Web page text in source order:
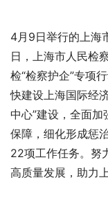
4月9日举行的上海
日，上海市人民检
检“检察护企”专项
快建设上海国际经
中心”建设，全面
保障，细化形成惩
22项工作任务。努
高质量发展，助力